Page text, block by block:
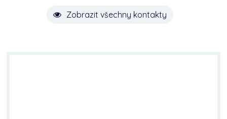
Zobrazit všechny kontakty